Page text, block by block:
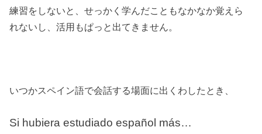
練習をしないと、せっかく学んだこともなかなか覚えら
れないし、活用もぱっと出てきません。
いつかスペイン語で会話する場面に出くわしたとき、
Si hubiera estudiado español más…